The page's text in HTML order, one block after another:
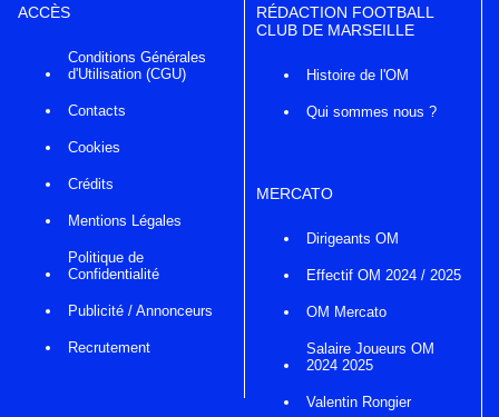
ACCÈS
Conditions Générales
d'Utilisation (CGU)
Contacts
Cookies
Crédits
Mentions Légales
Politique de
Confidentialité
Publicité / Annonceurs
Recrutement
RÉDACTION FOOTBALL
CLUB DE MARSEILLE
Histoire de l'OM
Qui sommes nous ?
MERCATO
Dirigeants OM
Effectif OM 2024 / 2025
OM Mercato
Salaire Joueurs OM
2024 2025
Valentin Rongier